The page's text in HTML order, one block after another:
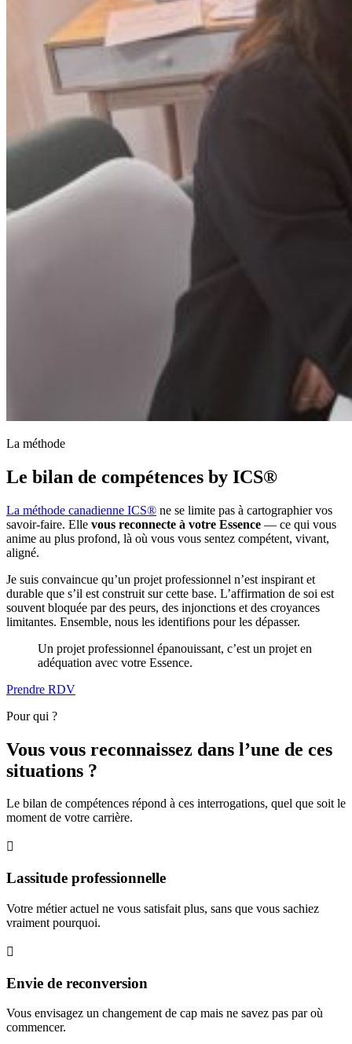
La méthode
Le bilan de compétences by ICS®
La méthode canadienne ICS® ne se limite pas à cartographier vos
savoir-faire. Elle vous reconnecte à votre Essence — ce qui vous
anime au plus profond, là où vous vous sentez compétent, vivant,
aligné.
Je suis convaincue qu’un projet professionnel n’est inspirant et
durable que s’il est construit sur cette base. L’affirmation de soi est
souvent bloquée par des peurs, des injonctions et des croyances
limitantes. Ensemble, nous les identifions pour les dépasser.
Un projet professionnel épanouissant, c’est un projet en
adéquation avec votre Essence.
Prendre RDV
Pour qui ?
Vous vous reconnaissez dans l’une de ces
situations ?
Le bilan de compétences répond à ces interrogations, quel que soit le
moment de votre carrière.

Lassitude professionnelle
Votre métier actuel ne vous satisfait plus, sans que vous sachiez
vraiment pourquoi.

Envie de reconversion
Vous envisagez un changement de cap mais ne savez pas par où
commencer.